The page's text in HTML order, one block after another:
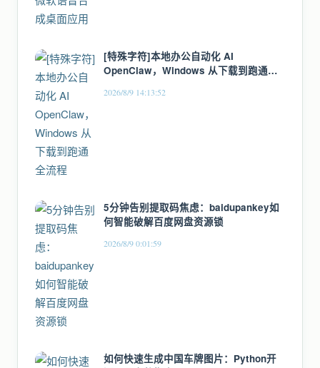
[特殊字符]本地办公自动化 AI
OpenClaw，Windows 从下载到跑通全
2026/8/9 14:13:52
5分钟告别提取码焦虑：baidupankey如
何智能破解百度网盘资源锁
2026/8/9 0:01:59
如何快速生成中国车牌图片：Python开